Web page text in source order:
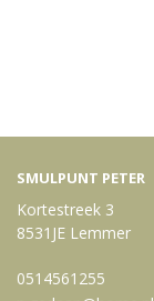
SMULPUNT PETER
Kortestreek 3
8531JE Lemmer
0514561255